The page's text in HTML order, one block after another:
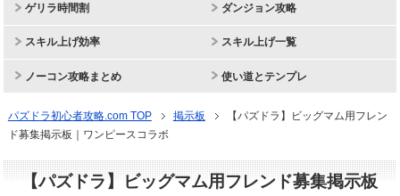
ゲリラ時間割 ダンジョン攻略
スキル上げ効率 スキル上げ一覧
ノーコン攻略まとめ 使い道とテンプレ
パズドラ初心者攻略.com TOP 掲示板
【パズドラ】ビッグマム用フレン
ド募集掲示板｜ワンピースコラボ
【パズドラ】ビッグマム用フレンド募集掲示板